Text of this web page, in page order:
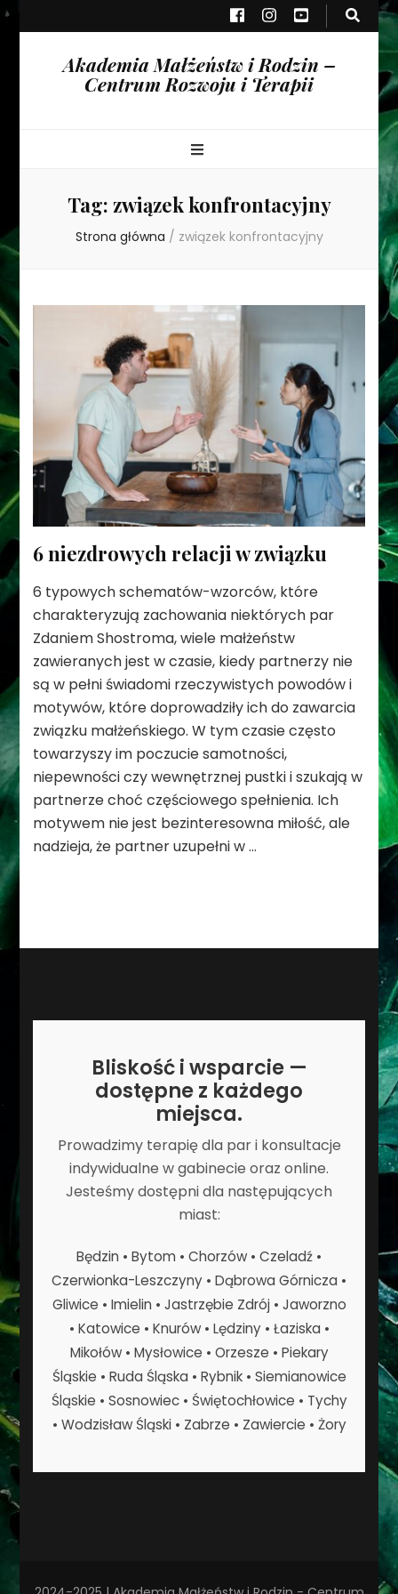
Akademia Małżeństw i Rodzin –
Centrum Rozwoju i Terapii
Tag: związek konfrontacyjny
Strona główna / związek konfrontacyjny
6 niezdrowych relacji w związku
6 typowych schematów-wzorców, które
charakteryzują zachowania niektórych par
Zdaniem Shostroma, wiele małżeństw
zawieranych jest w czasie, kiedy partnerzy nie
są w pełni świadomi rzeczywistych powodów i
motywów, które doprowadziły ich do zawarcia
związku małżeńskiego. W tym czasie często
towarzyszy im poczucie samotności,
niepewności czy wewnętrznej pustki i szukają w
partnerze choć częściowego spełnienia. Ich
motywem nie jest bezinteresowna miłość, ale
nadzieja, że partner uzupełni w …
Bliskość i wsparcie —
dostępne z każdego
miejsca.
Prowadzimy terapię dla par i konsultacje
indywidualne w gabinecie oraz online.
Jesteśmy dostępni dla następujących
miast:
Będzin • Bytom • Chorzów • Czeladź •
Czerwionka-Leszczyny • Dąbrowa Górnicza •
Gliwice • Imielin • Jastrzębie Zdrój • Jaworzno
• Katowice • Knurów • Lędziny • Łaziska •
Mikołów • Mysłowice • Orzesze • Piekary
Śląskie • Ruda Śląska • Rybnik • Siemianowice
Śląskie • Sosnowiec • Świętochłowice • Tychy
• Wodzisław Śląski • Zabrze • Zawiercie • Żory